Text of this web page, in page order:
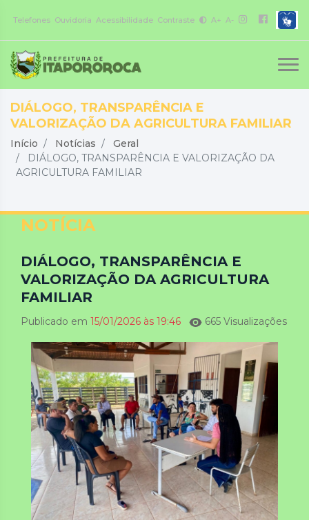
Telefones Ouvidoria Acessibilidade Contraste A+ A-
DIÁLOGO, TRANSPARÊNCIA E
VALORIZAÇÃO DA AGRICULTURA FAMILIAR
Início Notícias
Geral
DIÁLOGO, TRANSPARÊNCIA E VALORIZAÇÃO DA
AGRICULTURA FAMILIAR
NOTÍCIA
DIÁLOGO, TRANSPARÊNCIA E
VALORIZAÇÃO DA AGRICULTURA
FAMILIAR
Publicado em 15/01/2026 às 19:46 665 Visualizações